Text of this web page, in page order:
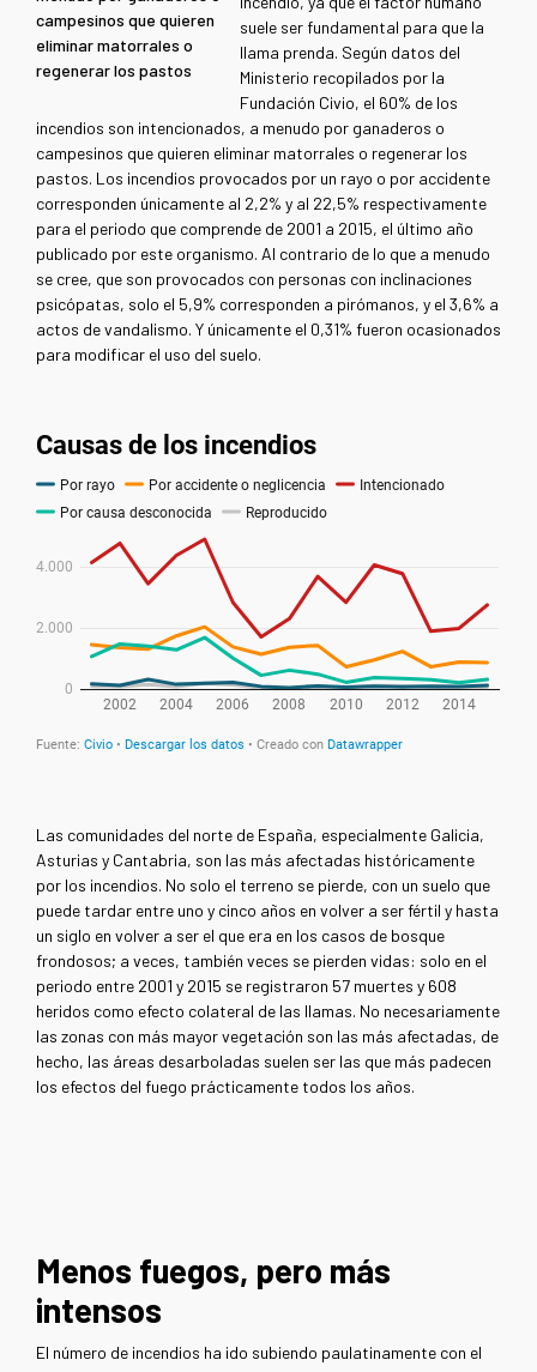
campesinos que quieren
eliminar matorrales o
regenerar los pastos
suele ser fundamental para que la
llama prenda. Según datos del
Ministerio recopilados por la
Fundación Civio, el 60% de los
incendios son intencionados, a menudo por ganaderos o
campesinos que quieren eliminar matorrales o regenerar los
pastos. Los incendios provocados por un rayo o por accidente
corresponden únicamente al 2,2% y al 22,5% respectivamente
para el periodo que comprende de 2001 a 2015, el último año
publicado por este organismo. Al contrario de lo que a menudo
se cree, que son provocados con personas con inclinaciones
psicópatas, solo el 5,9% corresponden a pirómanos, y el 3,6% a
actos de vandalismo. Y únicamente el 0,31% fueron ocasionados
para modificar el uso del suelo.
Las comunidades del norte de España, especialmente Galicia,
Asturias y Cantabria, son las más afectadas históricamente
por los incendios. No solo el terreno se pierde, con un suelo que
puede tardar entre uno y cinco años en volver a ser fértil y hasta
un siglo en volver a ser el que era en los casos de bosque
frondosos; a veces, también veces se pierden vidas: solo en el
periodo entre 2001 y 2015 se registraron 57 muertes y 608
heridos como efecto colateral de las llamas. No necesariamente
las zonas con más mayor vegetación son las más afectadas, de
hecho, las áreas desarboladas suelen ser las que más padecen
los efectos del fuego prácticamente todos los años.
Menos fuegos, pero más
intensos
El número de incendios ha ido subiendo paulatinamente con el